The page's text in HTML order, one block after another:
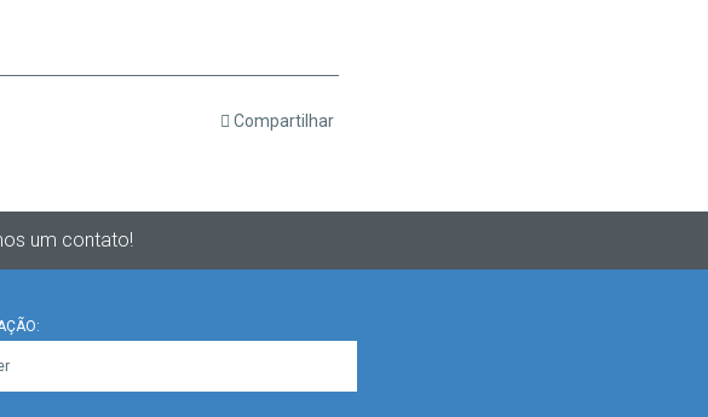
Compartilhar
um contato!